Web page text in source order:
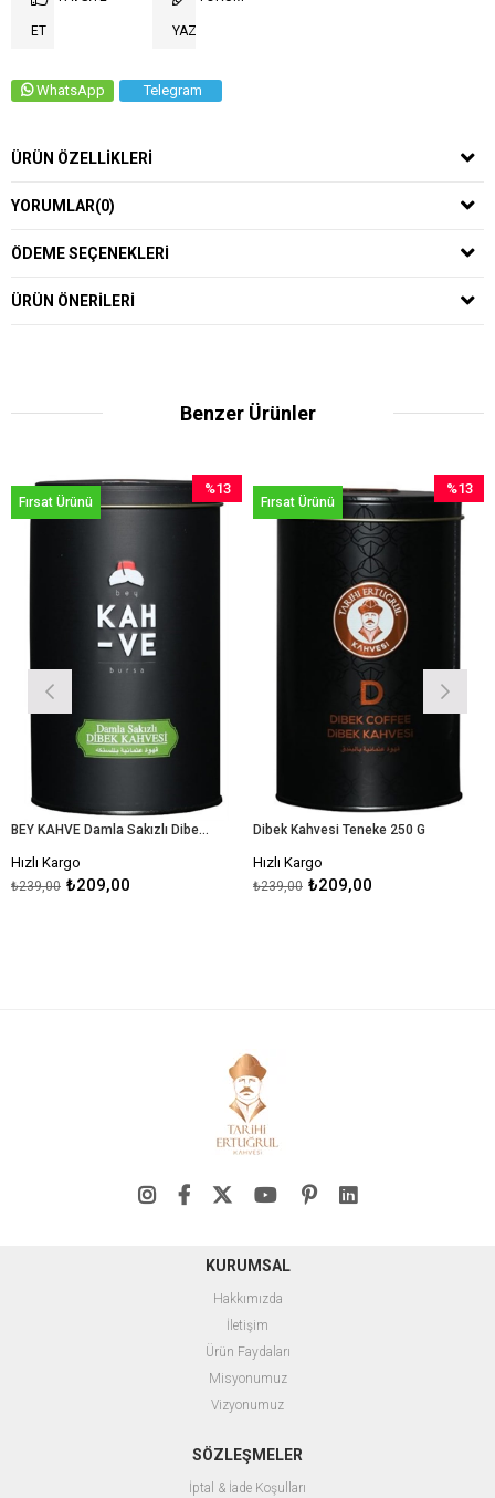
ET YAZ
WhatsApp Telegram
ÜRÜN ÖZELLIKLERI
YORUMLAR(0)
ÖDEME SEÇENEKLERI
ÜRÜN ÖNERILERI
Benzer Ürünler
BEY KAHVE Damla Sakızlı Dibek Kahvesi Teneke 250gr
%13
İndirim
Dibek Kahvesi Teneke 250 G
₺209,00
%13
İndirim
%13İndirim
Fırsat Ürünü Fırsat Ürünü
KURUMSAL
Hakkımızda
İletişim
Ürün Faydaları
Misyonumuz
Vizyonumuz
SÖZLEŞMELER
İptal & İade Koşulları